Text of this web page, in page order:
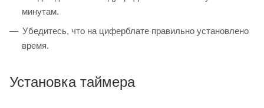
минутам.
Убедитесь, что на циферблате правильно установлено
время.
Установка таймера